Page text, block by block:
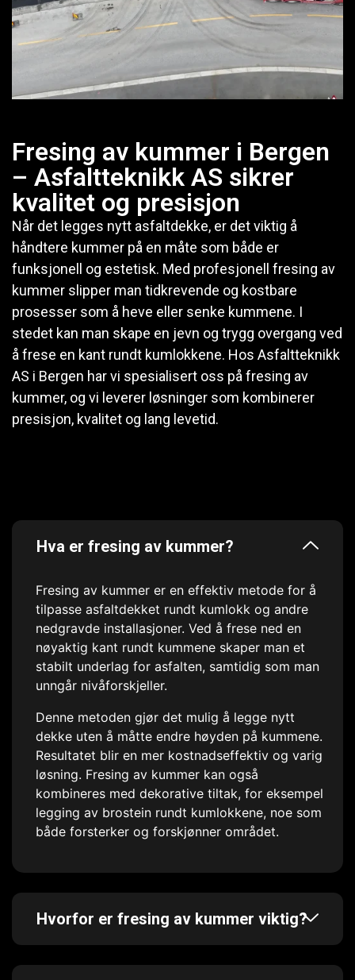
Fresing av kummer i Bergen
– Asfaltteknikk AS sikrer
kvalitet og presisjon
Når det legges nytt asfaltdekke, er det viktig å
håndtere kummer på en måte som både er
funksjonell og estetisk. Med profesjonell fresing av
kummer slipper man tidkrevende og kostbare
prosesser som å heve eller senke kummene. I
stedet kan man skape en jevn og trygg overgang ved
å frese en kant rundt kumlokkene. Hos Asfaltteknikk
AS i Bergen har vi spesialisert oss på fresing av
kummer, og vi leverer løsninger som kombinerer
presisjon, kvalitet og lang levetid.
Hva er fresing av kummer?
Fresing av kummer er en effektiv metode for å
tilpasse asfaltdekket rundt kumlokk og andre
nedgravde installasjoner. Ved å frese ned en
nøyaktig kant rundt kummene skaper man et
stabilt underlag for asfalten, samtidig som man
unngår nivåforskjeller.
Denne metoden gjør det mulig å legge nytt
dekke uten å måtte endre høyden på kummene.
Resultatet blir en mer kostnadseffektiv og varig
løsning. Fresing av kummer kan også
kombineres med dekorative tiltak, for eksempel
legging av brostein rundt kumlokkene, noe som
både forsterker og forskjønner området.
Hvorfor er fresing av kummer viktig?